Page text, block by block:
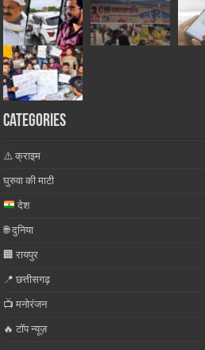
Categories
⚠️ क्राइम
घुरुवा की माटी
देश
🌐 दुनिया
🏢 रायपुर
📍 छत्तीसगढ़
📺 मनोरंजन
🔥 टॉप न्यूज़